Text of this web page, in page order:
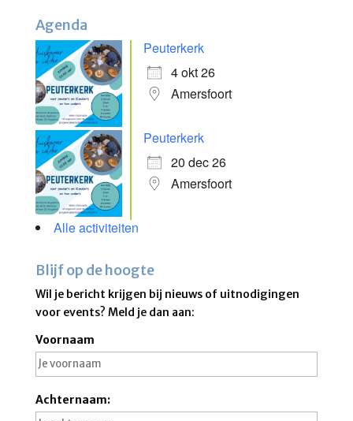
Agenda
Peuterkerk
4 okt 26
Amersfoort
Peuterkerk
20 dec 26
Amersfoort
Alle activiteiten
Blijf op de hoogte
Wil je bericht krijgen bij nieuws of uitnodigingen
voor events? Meld je dan aan:
Voornaam
Achternaam: